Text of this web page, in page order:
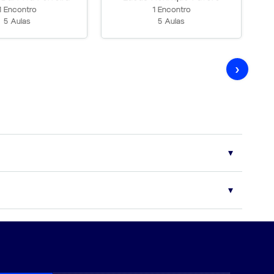
Encontro
5 Aulas
1 Encontro
5 Aulas
›
principais bancas examinadoras. Eventuais modificações no
de duração do curso.